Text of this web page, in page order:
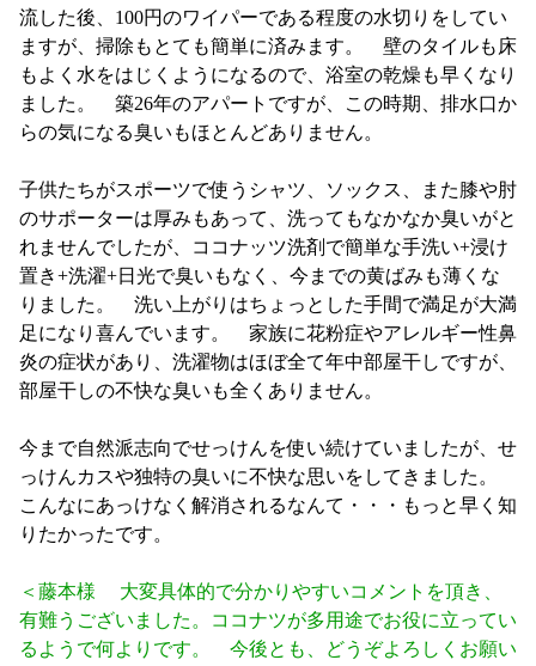
流した後、100円のワイパーである程度の水切りをしてい
ますが、掃除もとても簡単に済みます。 壁のタイルも床
もよく水をはじくようになるので、浴室の乾燥も早くなり
ました。 築26年のアパートですが、この時期、排水口か
らの気になる臭いもほとんどありません。
子供たちがスポーツで使うシャツ、ソックス、また膝や肘
のサポーターは厚みもあって、洗ってもなかなか臭いがと
れませんでしたが、ココナッツ洗剤で簡単な手洗い+浸け
置き+洗濯+日光で臭いもなく、今までの黄ばみも薄くな
りました。 洗い上がりはちょっとした手間で満足が大満
足になり喜んでいます。 家族に花粉症やアレルギー性鼻
炎の症状があり、洗濯物はほぼ全て年中部屋干しですが、
部屋干しの不快な臭いも全くありません。
今まで自然派志向でせっけんを使い続けていましたが、せ
っけんカスや独特の臭いに不快な思いをしてきました。
こんなにあっけなく解消されるなんて・・・もっと早く知
りたかったです。
＜藤本様 大変具体的で分かりやすいコメントを頂き、
有難うございました。ココナツが多用途でお役に立ってい
るようで何よりです。 今後とも、どうぞよろしくお願い